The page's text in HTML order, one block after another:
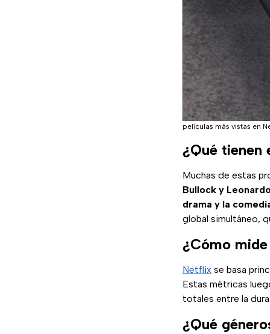
películas más vistas en
¿Qué tienen
Muchas de estas
Bullock y
drama y la
global simultáneo,
¿Cómo
Netflix se basa
Estas métricas
totales entre la
¿Qué